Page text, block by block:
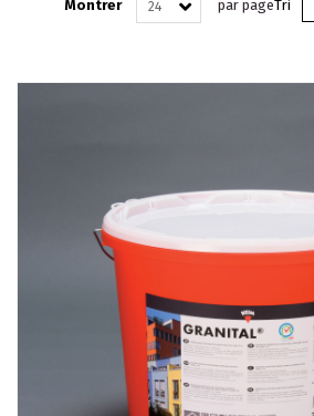
Tri
Montrer 24 par page